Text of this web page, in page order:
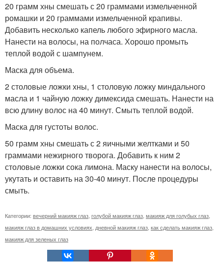
20 грамм хны смешать с 20 граммами измельченной
ромашки и 20 граммами измельченной крапивы.
Добавить несколько капель любого эфирного масла.
Нанести на волосы, на полчаса. Хорошо промыть
теплой водой с шампунем.
Маска для объема.
2 столовые ложки хны, 1 столовую ложку миндального
масла и 1 чайную ложку димексида смешать. Нанести на
всю длину волос на 40 минут. Смыть теплой водой.
Маска для густоты волос.
50 грамм хны смешать с 2 яичными желтками и 50
граммами нежирного творога. Добавить к ним 2
столовые ложки сока лимона. Маску нанести на волосы,
укутать и оставить на 30-40 минут. После процедуры
смыть.
Категории: вечерний макияж глаз, голубой макияж глаз, макияж для голубых глаз,
макияж глаз в домашних условиях, дневной макияж глаз, как сделать макияж глаз,
макияж для зеленых глаз